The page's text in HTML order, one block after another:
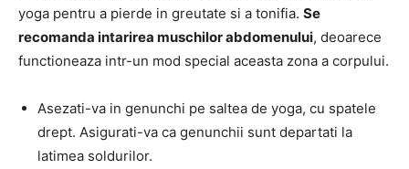
yoga pentru a pierde in greutate si a tonifia. Se
recomanda intarirea muschilor abdomenului, deoarece
functioneaza intr-un mod special aceasta zona a corpului.
Asezati-va in genunchi pe saltea de yoga, cu spatele
drept. Asigurati-va ca genunchii sunt departati la
latimea soldurilor.